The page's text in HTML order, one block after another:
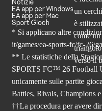
Notizie
EA app per Windows
EA app per Mac
Sport Gioch
* Si applicano altre
it/games/ea-sports-fc/fc-26/
** Le statistiche della
SPORTS FC™ 26 Football
unicamente sulle partite
Battles, Rivals, Champions
††La procedura per avere